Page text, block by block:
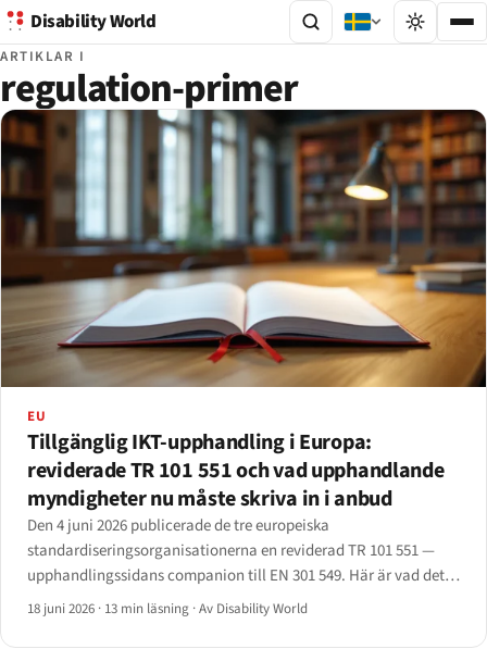
Disability World
ARTIKLAR I
regulation-primer
EU
Tillgänglig IKT-upphandling i Europa:
reviderade TR 101 551 och vad upphandlande
myndigheter nu måste skriva in i anbud
Den 4 juni 2026 publicerade de tre europeiska
standardiseringsorganisationerna en reviderad TR 101 551 —
upphandlingssidans companion till EN 301 549. Här är vad det
innebär för upphandlande myndigheter och de leverantörer som
18 juni 2026 · 13 min läsning ·Av Disability World